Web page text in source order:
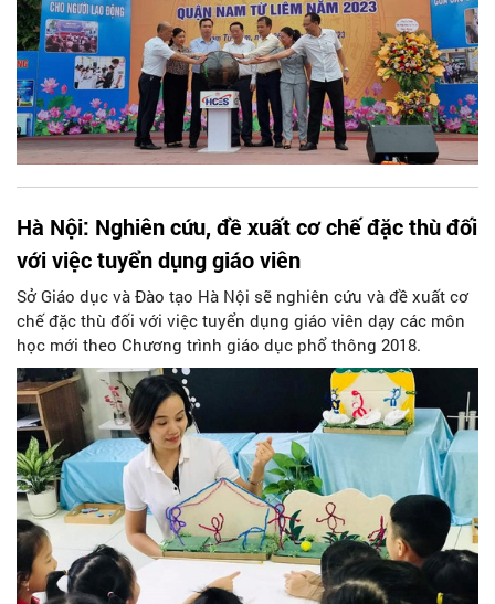
Hà Nội: Nghiên cứu, đề xuất cơ chế đặc thù đối
với việc tuyển dụng giáo viên
Sở Giáo dục và Đào tạo Hà Nội sẽ nghiên cứu và đề xuất cơ
chế đặc thù đối với việc tuyển dụng giáo viên dạy các môn
học mới theo Chương trình giáo dục phổ thông 2018.